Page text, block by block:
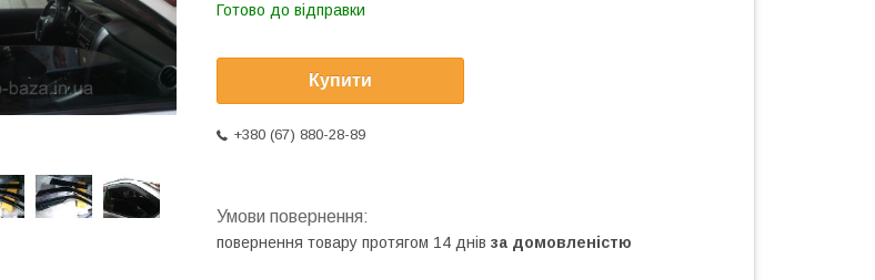
Готово до відправки
Купити
+380 (67) 880-28-89
повернення товару протягом 14 днів за домовленістю